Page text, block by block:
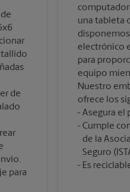
de
para
una tableta
electrónico
para
equipo
Nuestro
ofrece los
Asegura el
Cumple
de la
Seguro
Es